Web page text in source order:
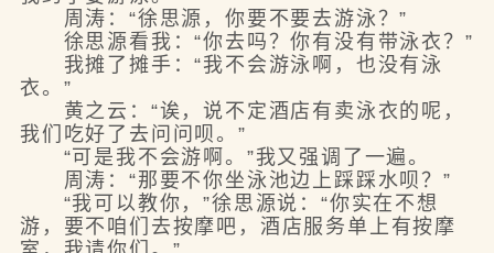
周涛：“徐思源，你要不要去游泳？”
徐思源看我：“你去吗？你有没有带泳衣？”
我摊了摊手：“我不会游泳啊，也没有泳
衣。”
黄之云：“诶，说不定酒店有卖泳衣的呢，
我们吃好了去问问呗。”
“可是我不会游啊。”我又强调了一遍。
周涛：“那要不你坐泳池边上踩踩水呗？”
“我可以教你，”徐思源说：“你实在不想
游，要不咱们去按摩吧，酒店服务单上有按摩